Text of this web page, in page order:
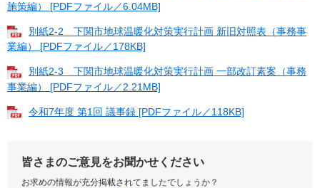
施策編） [PDFファイル／6.04MB]
別紙2-2 下関市地球温暖化対策実行計画 新旧対照表（事務事
業編） [PDFファイル／178KB]
別紙2-3 下関市地球温暖化対策実行計画 一部改訂素案（事務
事業編） [PDFファイル／2.21MB]
令和7年度 第1回 議事録 [PDFファイル／118KB]
皆さまのご意見をお聞かせください
お求めの情報が充分掲載されてましたでしょうか？